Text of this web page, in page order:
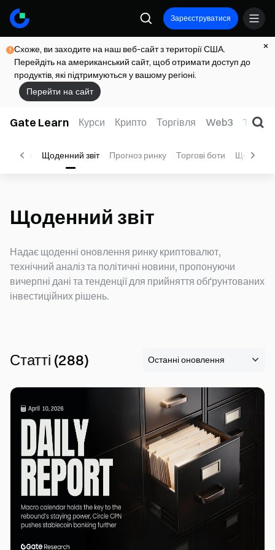
Зареєструватися
Схоже, ви заходите на наш веб-сайт з території США.
Перейдіть на американський сайт, щоб отримати доступ до
продуктів, які підтримуються у вашому регіоні.
Перейти на сайт
Gate Learn Курси Крипто Торгівля Web3 TradFi
Відео Щоденний звіт Прогноз ринку Торгові боти
Щоденний звіт
Надає щоденні оновлення ринку криптовалют,
технічний аналіз та політичні новини, пропонуючи
вичерпні дані та тенденції для прийняття обґрунтованих
інвестиційних рішень.
Статті (288)